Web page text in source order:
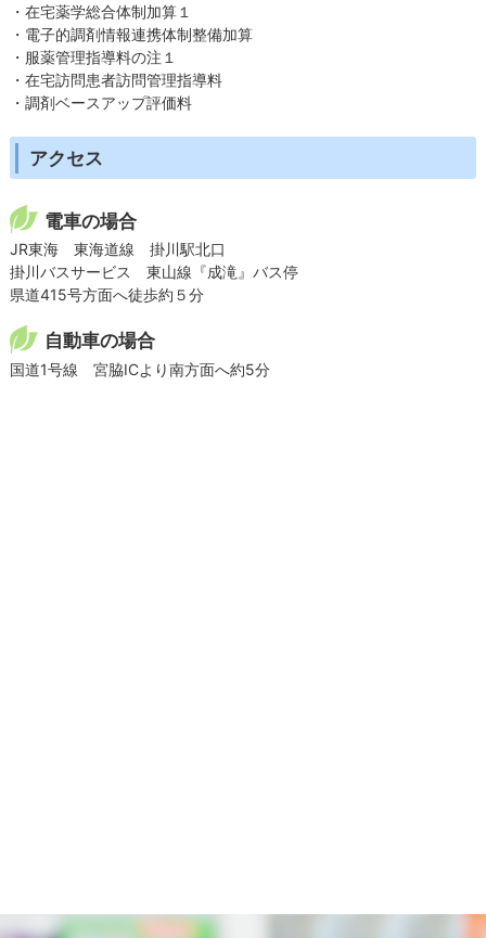
・在宅薬学総合体制加算１
・電子的調剤情報連携体制整備加算
・服薬管理指導料の注１
・在宅訪問患者訪問管理指導料
・調剤ベースアップ評価料
アクセス
電車の場合
JR東海 東海道線 掛川駅北口
掛川バスサービス 東山線『成滝』バス停
県道415号方面へ徒歩約５分
自動車の場合
国道1号線 宮脇ICより南方面へ約5分